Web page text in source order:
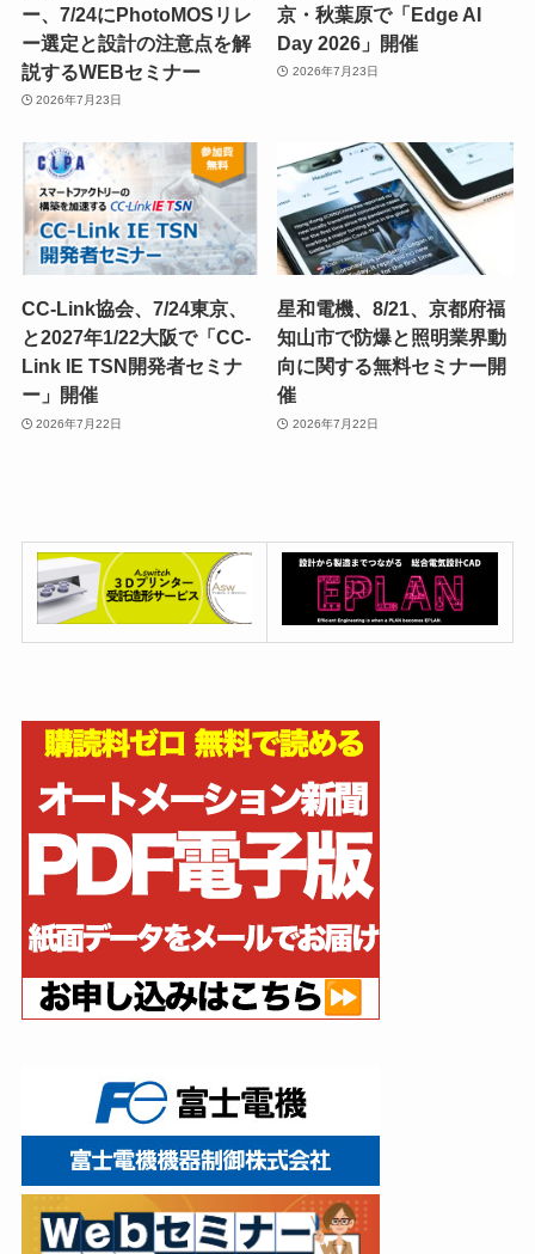
ー、7/24にPhotoMOSリレ
ー選定と設計の注意点を解
説するWEBセミナー
2026年7月23日
京・秋葉原で「Edge AI
Day 2026」開催
2026年7月23日
CC-Link協会、7/24東京、
と2027年1/22大阪で「CC-
Link IE TSN開発者セミナ
ー」開催
2026年7月22日
星和電機、8/21、京都府福
知山市で防爆と照明業界動
向に関する無料セミナー開
催
2026年7月22日